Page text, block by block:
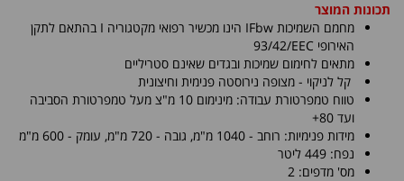
תכונות המוצר
מחמם השמיכות IFbw הינו מכשיר רפואי מקטגוריה I בהתאם לתקן
האירופי 93/42/EEC
מתאים לחימום שמיכות ובגדים שאינם סטריליים
קל לניקוי - מצופה נירוסטה פנימית וחיצונית
טווח טמפרטורת עבודה: מינימום 10 מ"צ מעל טמפרטורת הסביבה
ועד 80+
מידות פנימיות: רוחב - 1040 מ"מ, גובה - 720 מ"מ, עומק - 600 מ"מ
נפח: 449 ליטר
מס' מדפים: 2